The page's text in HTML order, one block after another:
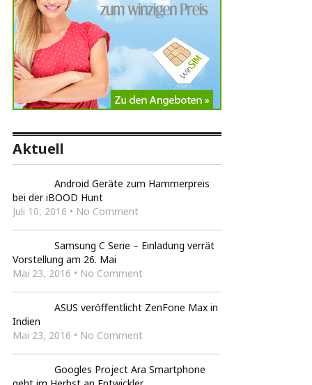
Aktuell
Android Geräte zum Hammerpreis
bei der iBOOD Hunt
Juli 10, 2016 • No Comment
Samsung C Serie – Einladung verrät
Vorstellung am 26. Mai
Mai 23, 2016 • No Comment
ASUS veröffentlicht ZenFone Max in
Indien
Mai 23, 2016 • No Comment
Googles Project Ara Smartphone